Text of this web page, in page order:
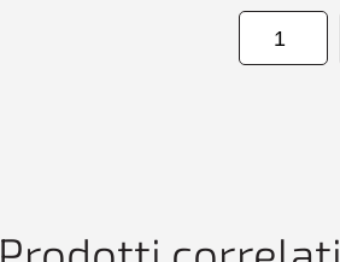
PARAURTI
ANTERIORE